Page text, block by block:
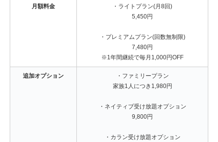
月額料金
・ライトプラン(月8回)
5,450円
・プレミアムプラン(回数無制限)
7,480円
※1年間継続で毎月1,000円OFF
追加オプション
・ファミリープラン
家族1人につき1,980円
・ネイティブ受け放題オプション
9,800円
・カラン受け放題オプション